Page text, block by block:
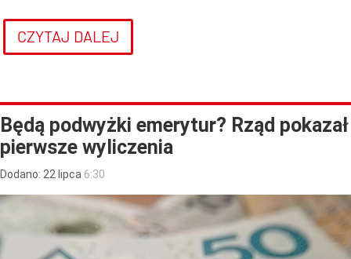
CZYTAJ DALEJ
Będą podwyżki emerytur? Rząd pokazał
pierwsze wyliczenia
Dodano: 22 lipca 6:30